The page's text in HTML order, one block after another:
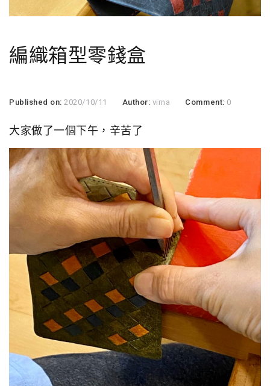
編織箱型零錢盒
Published on:2020/10/11 Author: virna Comment: 0
大家做了一個下午，辛苦了